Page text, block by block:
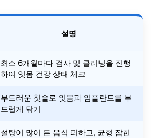
설명
최소 6개월마다 검사 및 클리닝을 진행
하여 잇몸 건강 상태 체크
부드러운 칫솔로 잇몸과 임플란트를 부
드럽게 닦기
설탕이 많이 든 음식 피하고, 균형 잡힌